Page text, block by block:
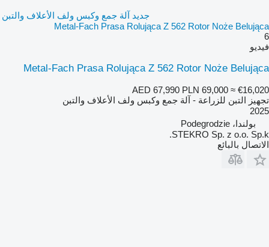
جديد آلة جمع وكبس ولف الأعلاف والتبن
Metal-Fach Prasa Rolująca Z 562 Rotor Noże Belująca
6
فيديو
Metal-Fach Prasa Rolująca Z 562 Rotor Noże Belująca
AED 67,990 PLN 69,000 ≈ €16,020
تجهيز التبن للزراعة - آلة جمع وكبس ولف الأعلاف والتبن
2025
بولندا، Podegrodzie
STEKRO Sp. z o.o. Sp.k.
الاتصال بالبائع